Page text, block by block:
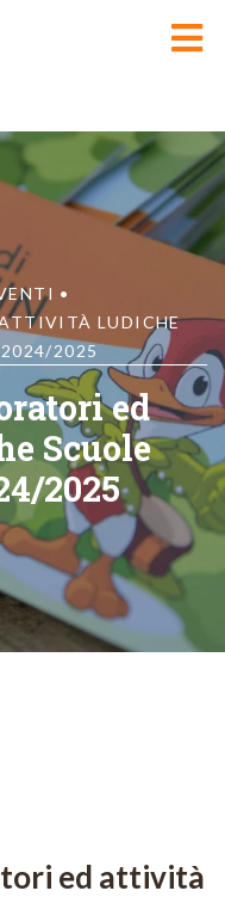
•
LUDICHE
2025
ed
Scuole
2025
ed attività